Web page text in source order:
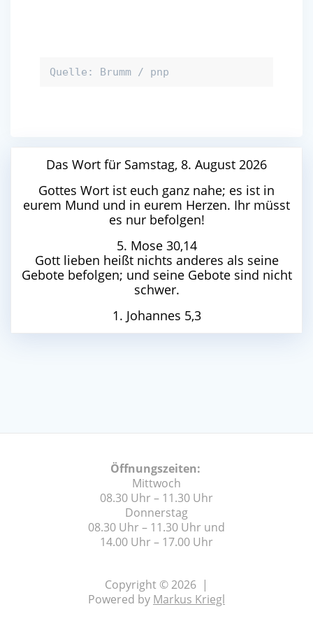
Quelle: Brumm / pnp
Das Wort für Samstag, 8. August 2026
Gottes Wort ist euch ganz nahe; es ist in
eurem Mund und in eurem Herzen. Ihr müsst
es nur befolgen!
5. Mose 30,14
Gott lieben heißt nichts anderes als seine
Gebote befolgen; und seine Gebote sind nicht
schwer.
1. Johannes 5,3
Öffnungszeiten:
Mittwoch
08.30 Uhr – 11.30 Uhr
Donnerstag
08.30 Uhr – 11.30 Uhr und
14.00 Uhr – 17.00 Uhr
Copyright © 2026 |
Powered by Markus Kriegl